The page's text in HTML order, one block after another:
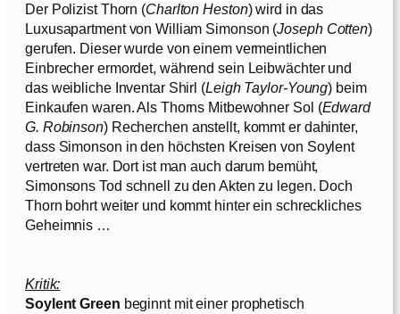
Der Polizist Thorn (Charlton Heston) wird in das
Luxusapartment von William Simonson (Joseph Cotten)
gerufen. Dieser wurde von einem vermeintlichen
Einbrecher ermordet, während sein Leibwächter und
das weibliche Inventar Shirl (Leigh Taylor-Young) beim
Einkaufen waren. Als Thorns Mitbewohner Sol (Edward
G. Robinson) Recherchen anstellt, kommt er dahinter,
dass Simonson in den höchsten Kreisen von Soylent
vertreten war. Dort ist man auch darum bemüht,
Simonsons Tod schnell zu den Akten zu legen. Doch
Thorn bohrt weiter und kommt hinter ein schreckliches
Geheimnis …
Kritik:
Soylent Green beginnt mit einer prophetisch